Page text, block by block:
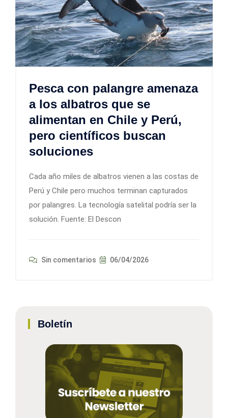
Pesca con palangre amenaza
a los albatros que se
alimentan en Chile y Perú,
pero científicos buscan
soluciones
Cada año miles de albatros vienen a las costas de
Perú y Chile pero muchos terminan capturados
por palangres. La tecnología satelital podría ser la
solución. Fuente: El Descon
Sin comentarios 06/04/2026
Boletín